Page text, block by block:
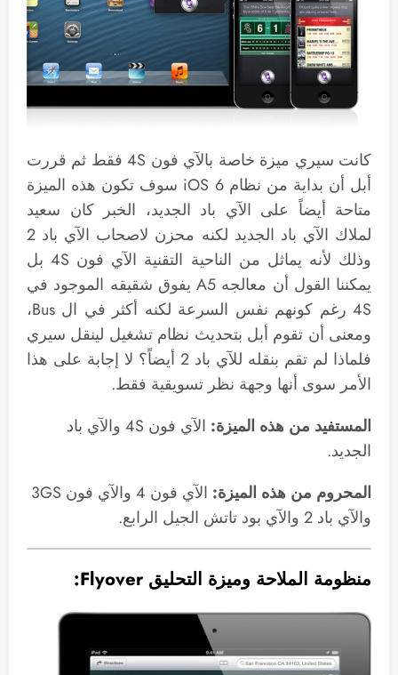
كانت سيري ميزة خاصة بالآي فون 4S فقط ثم قررت
أبل أن بداية من نظام iOS 6 سوف تكون هذه الميزة
متاحة أيضاً على الآي باد الجديد، الخبر كان سعيد
لملاك الآي باد الجديد لكنه محزن لاصحاب الآي باد 2
وذلك لأنه يماثل من الناحية التقنية الآي فون 4S بل
يمكننا القول أن معالجه A5 يفوق شقيقه الموجود في
4S رغم كونهم نفس السرعة لكنه أكثر في ال Bus،
ومعنى أن تقوم أبل بتحديث نظام تشغيل لينقل سيري
فلماذا لم تقم بنقله للآي باد 2 أيضاً؟ لا إجابة على هذا
الأمر سوى أنها وجهة نظر تسويقية فقط.
المستفيد من هذه الميزة:
الآي فون 4S والآي باد
الجديد.
المحروم من هذه الميزة:
الآي فون 4 والآي فون 3GS
والآي باد 2 والآي بود تاتش الجيل الرابع.
منظومة الملاحة وميزة التحليق Flyover: